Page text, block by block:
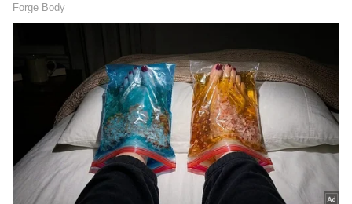
ಚೌಕಾಬಾರ ಮೂಲಕ ಏನು ಹೇಳಕ್ಕೆ ಹೊರಟಿದ್ದೀರಿ?